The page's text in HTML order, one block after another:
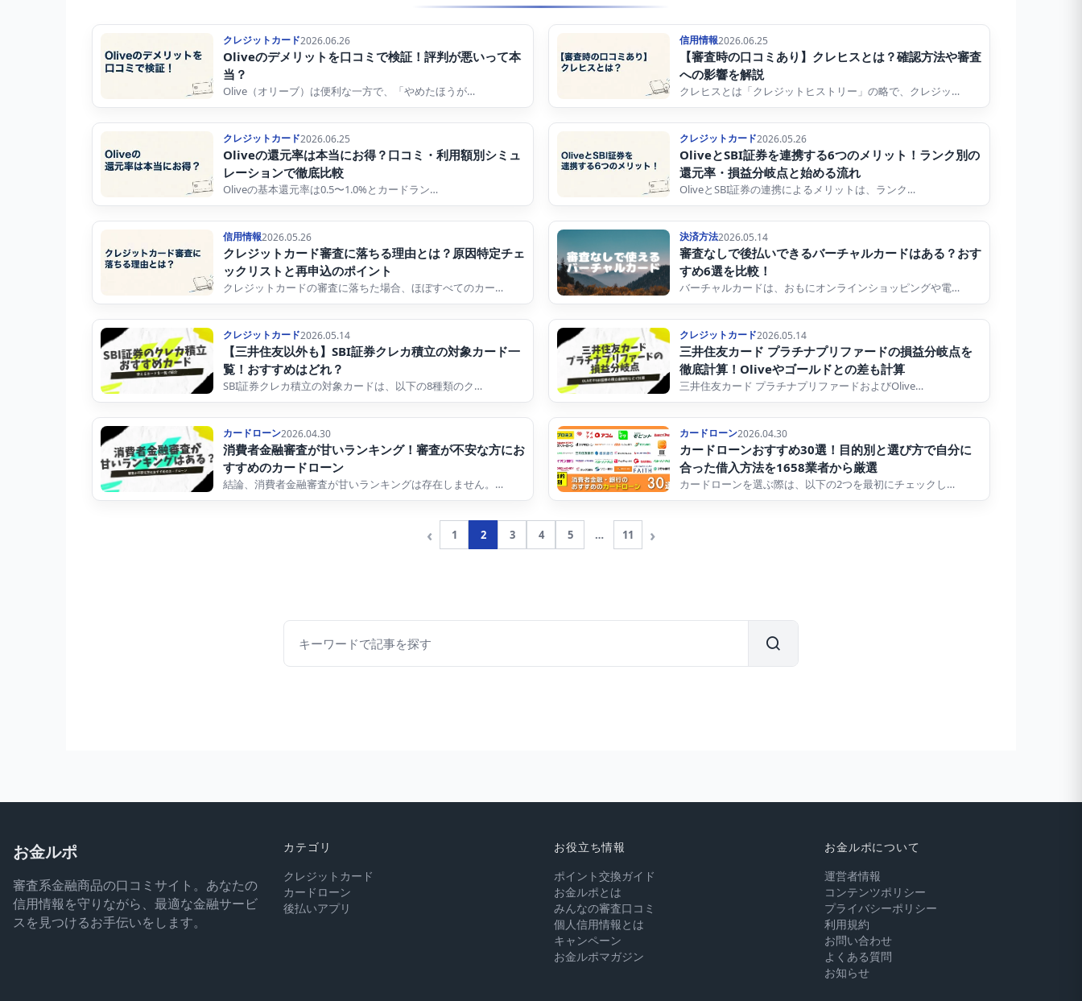
クレジットカード2026.06.26
Oliveのデメリットを口コミで検証！評判が悪いって本
当？
Olive（オリーブ）は便利な一方で、「やめたほうが…
信用情報2026.06.25
【審査時の口コミあり】クレヒスとは？確認方法や審査
への影響を解説
クレヒスとは「クレジットヒストリー」の略で、クレジッ…
クレジットカード2026.06.25
Oliveの還元率は本当にお得？口コミ・利用額別シミュ
レーションで徹底比較
Oliveの基本還元率は0.5〜1.0%とカードラン…
クレジットカード2026.05.26
OliveとSBI証券を連携する6つのメリット！ランク別の
還元率・損益分岐点と始める流れ
OliveとSBI証券の連携によるメリットは、ランク…
信用情報2026.05.26
クレジットカード審査に落ちる理由とは？原因特定チェ
ックリストと再申込のポイント
クレジットカードの審査に落ちた場合、ほぼすべてのカー…
決済方法2026.05.14
審査なしで後払いできるバーチャルカードはある？おす
すめ6選を比較！
バーチャルカードは、おもにオンラインショッピングや電…
クレジットカード2026.05.14
【三井住友以外も】SBI証券クレカ積立の対象カード一
覧！おすすめはどれ？
SBI証券クレカ積立の対象カードは、以下の8種類のク…
クレジットカード2026.05.14
三井住友カード プラチナプリファードの損益分岐点を
徹底計算！Oliveやゴールドとの差も計算
三井住友カード プラチナプリファードおよびOlive…
カードローン2026.04.30
消費者金融審査が甘いランキング！審査が不安な方にお
すすめのカードローン
結論、消費者金融審査が甘いランキングは存在しません。…
カードローン2026.04.30
カードローンおすすめ30選！目的別と選び方で自分に
合った借入方法を1658業者から厳選
カードローンを選ぶ際は、以下の2つを最初にチェックし…
‹ 1 2 3 4 5 … 11 ›
お金ルポ
審査系金融商品の口コミサイト。あなたの
信用情報を守りながら、最適な金融サービ
スを見つけるお手伝いをします。
カテゴリ
クレジットカード
カードローン
後払いアプリ
お役立ち情報
ポイント交換ガイド
お金ルポとは
みんなの審査口コミ
個人信用情報とは
キャンペーン
お金ルポマガジン
お金ルポについて
運営者情報
コンテンツポリシー
プライバシーポリシー
利用規約
お問い合わせ
よくある質問
お知らせ